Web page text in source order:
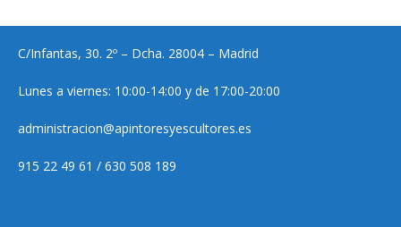
C/Infantas, 30. 2º – Dcha. 28004 – Madrid
Lunes a viernes: 10:00-14:00 y de 17:00-20:00
administracion@apintoresyescultores.es
915 22 49 61 / 630 508 189